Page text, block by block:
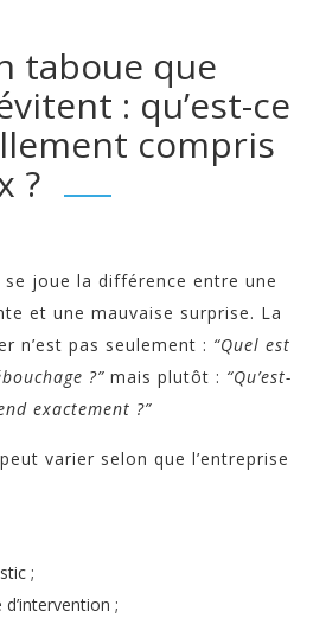
taboue que
: qu’est-ce
compris
?
se joue la différence entre une
et une mauvaise surprise. La
n’est pas seulement : “Quel est
?” mais plutôt : “Qu’est-
exactement ?”
varier selon que l’entreprise
;
;